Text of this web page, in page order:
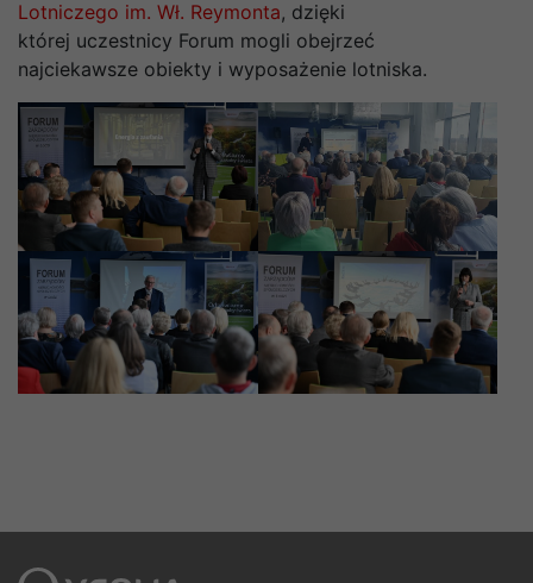
Lotniczego im. Wł. Reymonta, dzięki
której uczestnicy Forum mogli obejrzeć
najciekawsze obiekty i wyposażenie lotniska.